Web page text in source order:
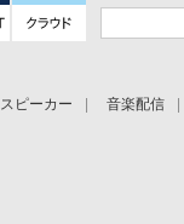
スピーカー
音楽配信